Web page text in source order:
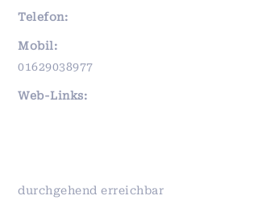
Telefon:
Mobil:
01629038977
Web-Links:
durchgehend erreichbar